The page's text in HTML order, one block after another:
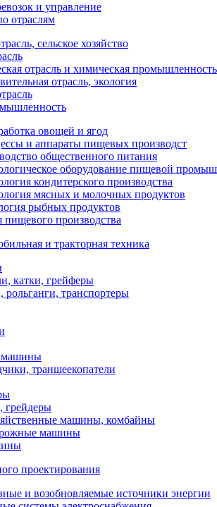
и управление
отраслям
сельское хозяйство
отрасль и химическая промышленность
отрасль, экология
овощей и ягод
и аппараты пищевых производст
общественного питания
оборудование пищевой
кондитерского производства
мясных и молочных продуктов
рыбных продуктов
производства
и тракторная техника
катки, грейферы
рольганги, транспортеры
траншеекопатели
грейдеры
машины, комбайны
машины
проектирования
и возобновляемые источники энергии